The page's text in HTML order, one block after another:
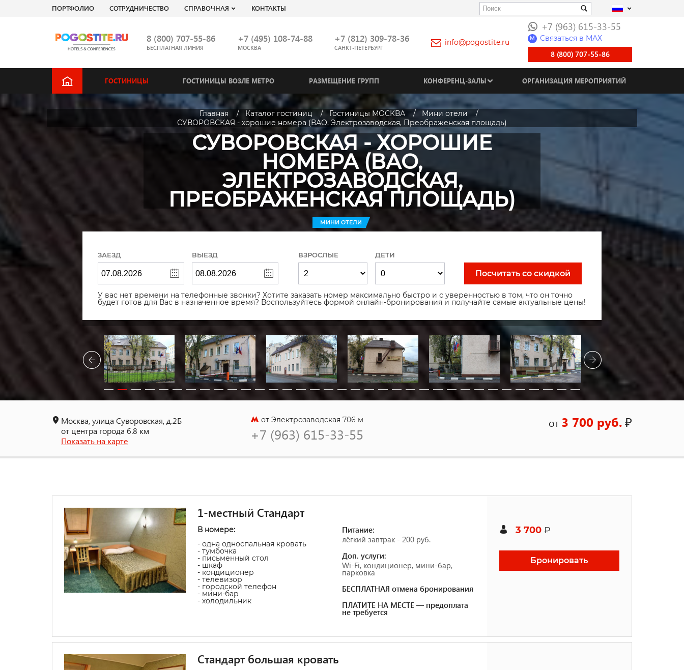
ПОРТФОЛИО СОТРУДНИЧЕСТВО СПРАВОЧНАЯ КОНТАКТЫ
8 (800) 707-55-86
БЕСПЛАТНАЯ ЛИНИЯ
+7 (495) 108-74-88
МОСКВА
+7 (812) 309-78-36
САНКТ-ПЕТЕРБУРГ
info@pogostite.ru
+7 (963) 615-33-55
M Связаться в МАХ
8 (800) 707-55-86
ГОСТИНИЦЫ ГОСТИНИЦЫ ВОЗЛЕ МЕТРО РАЗМЕЩЕНИЕ ГРУПП КОНФЕРЕНЦ-ЗАЛЫ ОРГАНИЗАЦИЯ МЕРОПРИЯТИЙ
Главная Каталог гостиниц Гостиницы МОСКВА
Мини отели
СУВОРОВСКАЯ - хорошие номера (ВАО, Электрозаводская, Преображенская площадь)
СУВОРОВСКАЯ - ХОРОШИЕ
НОМЕРА (ВАО,
ЭЛЕКТРОЗАВОДСКАЯ,
ПРЕОБРАЖЕНСКАЯ ПЛОЩАДЬ)
МИНИ ОТЕЛИ
ЗАЕЗД ВЫЕЗД ВЗРОСЛЫЕ ДЕТИ
Посчитать со скидкой
У вас нет времени на телефонные звонки? Хотите заказать номер максимально быстро и с уверенностью в том, что он точно
будет готов для Вас в назначенное время? Воспользуйтесь формой онлайн-бронирования и получайте самые актуальные цены!
Москва, улица Суворовская, д.2Б
от центра города 6.8 км
Показать на карте
от Электрозаводская 706 м
+7 (963) 615-33-55
от 3 700 руб.₽
1-местный Стандарт
В номере:
- одна односпальная кровать
- тумбочка
- письменный стол
- шкаф
- кондиционер
- телевизор
- городской телефон
- мини-бар
- холодильник
Питание:
лёгкий завтрак - 200 руб.
Доп. услуги:
Wi-Fi, кондиционер, мини-бар,
парковка
БЕСПЛАТНАЯ отмена бронирования
ПЛАТИТЕ НА МЕСТЕ — предоплата
не требуется
3 700 ₽
Бронировать
Стандарт большая кровать